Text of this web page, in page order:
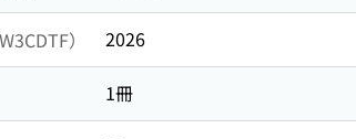
） 2026
1冊